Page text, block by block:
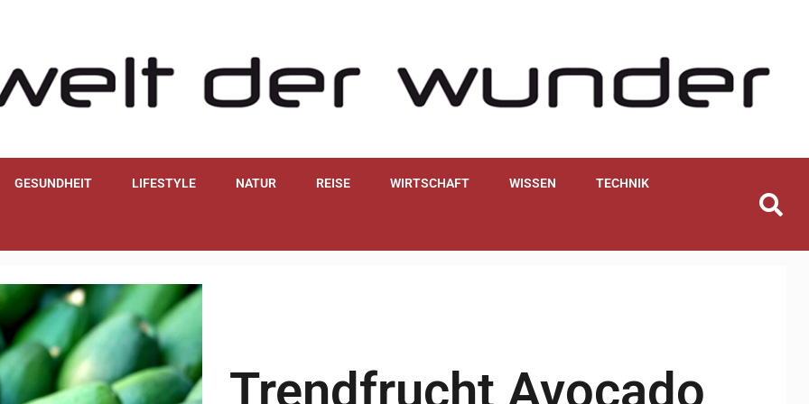
GESUNDHEIT LIFESTYLE NATUR REISE WIRTSCHAFT WISSEN TECHNIK
Trendfrucht Avocado